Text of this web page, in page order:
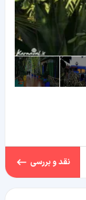
نقد و بررسی